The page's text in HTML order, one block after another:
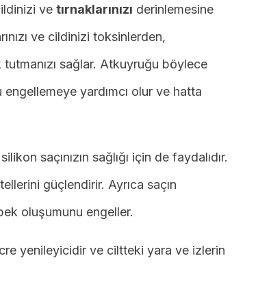
ve tırnaklarınızı derinlemesine
ve cildinizi toksinlerden,
tutmanızı sağlar. Atkuyruğu böylece
engellemeye yardımcı olur ve hatta
saçınızın sağlığı için de faydalıdır.
güçlendirir. Ayrıca saçın
oluşumunu engeller.
yenileyicidir ve ciltteki yara ve izlerin